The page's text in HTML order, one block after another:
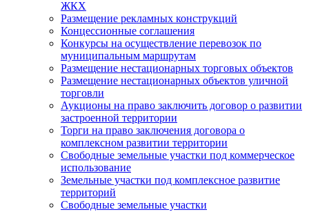
ЖКХ
Размещение рекламных конструкций
Концессионные соглашения
Конкурсы на осуществление перевозок по
муниципальным маршрутам
Размещение нестационарных торговых объектов
Размещение нестационарных объектов уличной
торговли
Аукционы на право заключить договор о развитии
застроенной территории
Торги на право заключения договора о
комплексном развитии территории
Свободные земельные участки под коммерческое
использование
Земельные участки под комплексное развитие
территорий
Свободные земельные участки